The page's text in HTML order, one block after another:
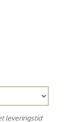
leveringstid